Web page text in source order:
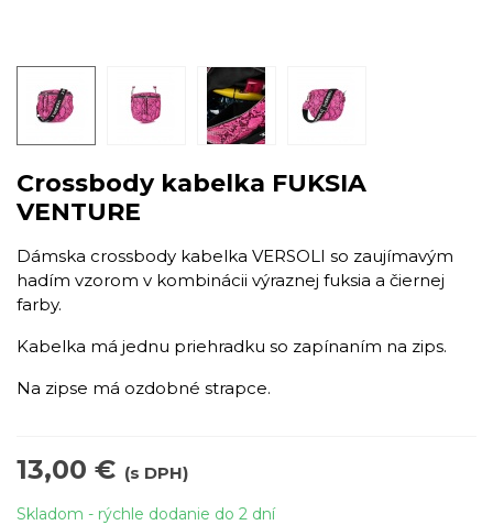
Crossbody kabelka FUKSIA
VENTURE
Dámska crossbody kabelka VERSOLI so zaujímavým
hadím vzorom v kombinácii výraznej fuksia a čiernej
farby.
Kabelka má jednu priehradku so zapínaním na zips.
Na zipse má ozdobné strapce.
13,00 € (s DPH)
Skladom - rýchle dodanie do 2 dní